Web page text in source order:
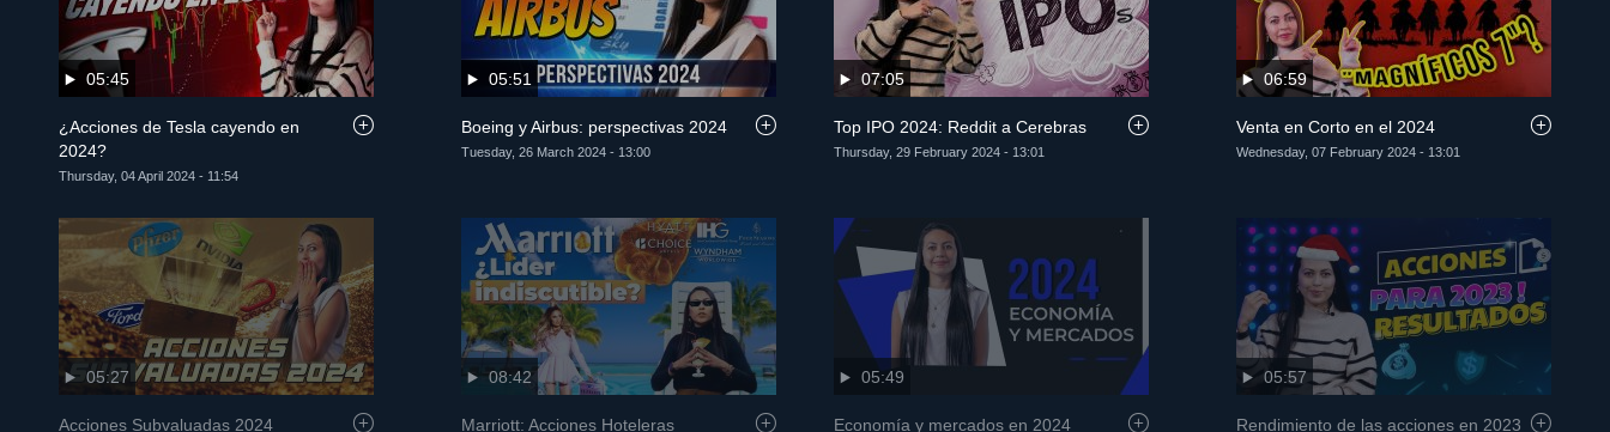
05:45
¿Acciones de Tesla cayendo en
2024?
Thursday, 04 April 2024 - 11:54
05:51
Boeing y Airbus: perspectivas 2024
Tuesday, 26 March 2024 - 13:00
07:05
Top IPO 2024: Reddit a Cerebras
Thursday, 29 February 2024 - 13:01
06:59
Venta en Corto en el 2024
Wednesday, 07 February 2024 - 13:01
05:27
Acciones Subvaluadas 2024
08:42
Marriott: Acciones Hoteleras
05:49
Economía y mercados en 2024
05:57
Rendimiento de las acciones en 2023